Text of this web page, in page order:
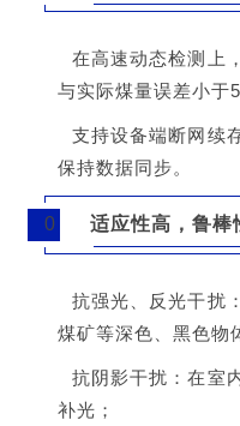
1
在高速动态检测上
与实际煤量误差小于
支持设备端断网续
保持数据同步。
0
2
适应性高，鲁棒
抗强光、反光干扰
煤矿等深色、黑色物
抗阴影干扰：在室
补光；